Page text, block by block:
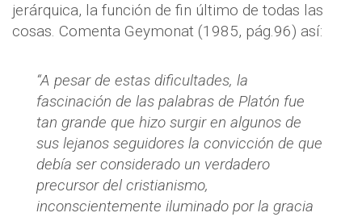
jerárquica, la función de fin último de todas las
cosas. Comenta Geymonat (1985, pág.96) así:
“A pesar de estas dificultades, la
fascinación de las palabras de Platón fue
tan grande que hizo surgir en algunos de
sus lejanos seguidores la convicción de que
debía ser considerado un verdadero
precursor del cristianismo,
inconscientemente iluminado por la gracia